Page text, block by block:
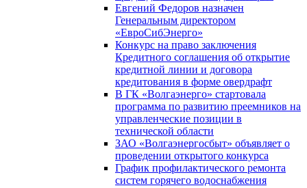
Евгений Федоров назначен
Генеральным директором
«ЕвроСибЭнерго»
Конкурс на право заключения
Кредитного соглашения об открытие
кредитной линии и договора
кредитования в форме овердрафт
В ГК «Волгаэнерго» стартовала
программа по развитию преемников на
управленческие позиции в
технической области
ЗАО «Волгаэнергосбыт» объявляет о
проведении открытого конкурса
График профилактического ремонта
систем горячего водоснабжения